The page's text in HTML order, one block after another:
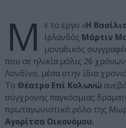
Μ ε το έργο «Η
Ιρλανδός Μάρτιν
μοναδικός
που σε ηλικία μόλις 26
Λονδίνο, μέσα στην ίδια
Το Θέατρο Επί Κολωνώ
σύγχρονης παγκόσμιας
πρωταγωνιστικό ρόλο της
Αγορίτσα Οικονόμου.